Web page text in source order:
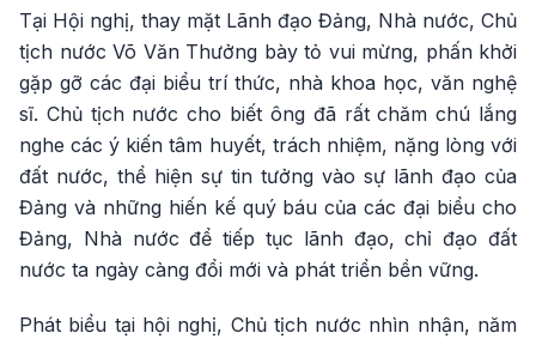
Tại Hội nghị, thay mặt Lãnh đạo Đảng, Nhà nước, Chủ
tịch nước Võ Văn Thưởng bày tỏ vui mừng, phấn khởi
gặp gỡ các đại biểu trí thức, nhà khoa học, văn nghệ
sĩ. Chủ tịch nước cho biết ông đã rất chăm chú lắng
nghe các ý kiến tâm huyết, trách nhiệm, nặng lòng với
đất nước, thể hiện sự tin tưởng vào sự lãnh đạo của
Đảng và những hiến kế quý báu của các đại biểu cho
Đảng, Nhà nước để tiếp tục lãnh đạo, chỉ đạo đất
nước ta ngày càng đổi mới và phát triển bền vững.
Phát biểu tại hội nghị, Chủ tịch nước nhìn nhận, năm